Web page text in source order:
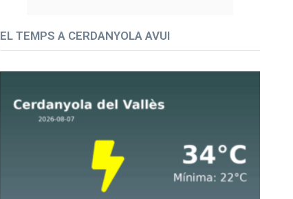
EL TEMPS A CERDANYOLA AVUI